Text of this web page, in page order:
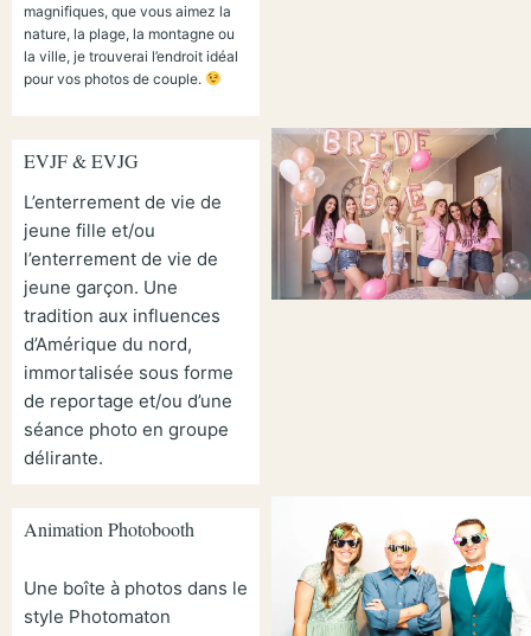
magnifiques, que vous aimez la
nature, la plage, la montagne ou
la ville, je trouverai l’endroit idéal
pour vos photos de couple.
EVJF & EVJG
L’enterrement de vie de
jeune fille et/ou
l’enterrement de vie de
jeune garçon. Une
tradition aux influences
d’Amérique du nord,
immortalisée sous forme
de reportage et/ou d’une
séance photo en groupe
délirante.
Animation Photobooth
Une boîte à photos dans le
style Photomaton